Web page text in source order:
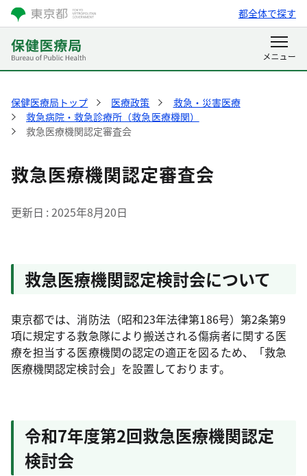
都全体で探す
保健医療局トップ 医療政策
救急・災害医療
救急病院・救急診療所（救急医療機関）
救急医療機関認定審査会
救急医療機関認定審査会
更新日 2025年8月20日
救急医療機関認定検討会について
東京都では、消防法（昭和23年法律第186号）第2条第9
項に規定する救急隊により搬送される傷病者に関する医
療を担当する医療機関の認定の適正を図るため、「救急
医療機関認定検討会」を設置しております。
令和7年度第2回救急医療機関認定
検討会